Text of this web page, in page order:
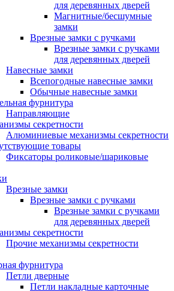
для деревянных дверей
Магнитные/бесшумные
замки
Врезные замки с ручками
Врезные замки с ручками
для деревянных дверей
Навесные замки
Всепогодные навесные замки
Обычные навесные замки
фурнитура
Направляющие
секретности
Алюминиевые механизмы секретности
товары
Фиксаторы роликовые/шариковые
Врезные замки
Врезные замки с ручками
Врезные замки с ручками
для деревянных дверей
секретности
Прочие механизмы секретности
фурнитура
Петли дверные
Петли накладные карточные